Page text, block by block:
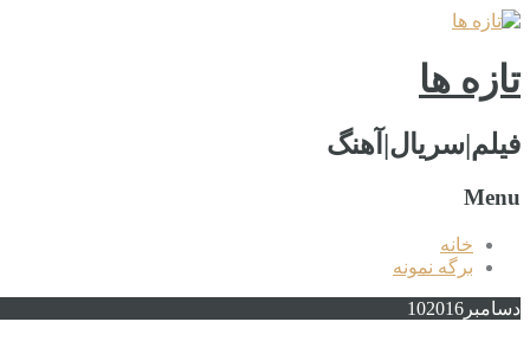
تازه ها
فیلم|سریال|آهنگ
Menu
خانه
برگه نمونه
دسامبر 102016